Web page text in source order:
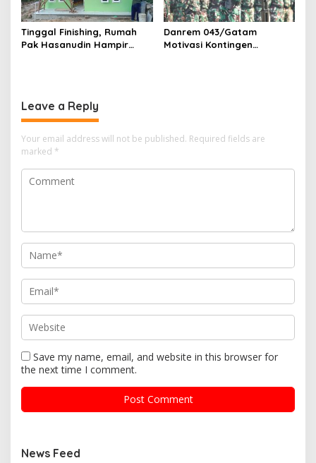
Tinggal Finishing, Rumah
Pak Hasanudin Hampir
Danrem 043/Gatam
Motivasi Kontingen
Leave a Reply
Your email address will not be published. Required fields are
marked *
Save my name, email, and website in this browser for
the next time I comment.
News Feed